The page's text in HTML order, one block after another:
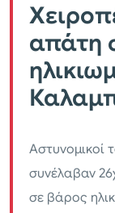
απάτη
Αστυνομικοί
συνέλαβαν
σε βάρος